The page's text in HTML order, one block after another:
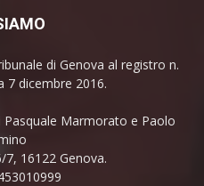
di Genova al registro n.
7 dicembre 2016.
Pasquale Marmorato e Paolo
7, 16122 Genova.